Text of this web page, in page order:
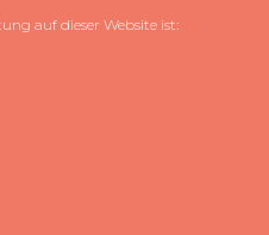
auf dieser Website ist: